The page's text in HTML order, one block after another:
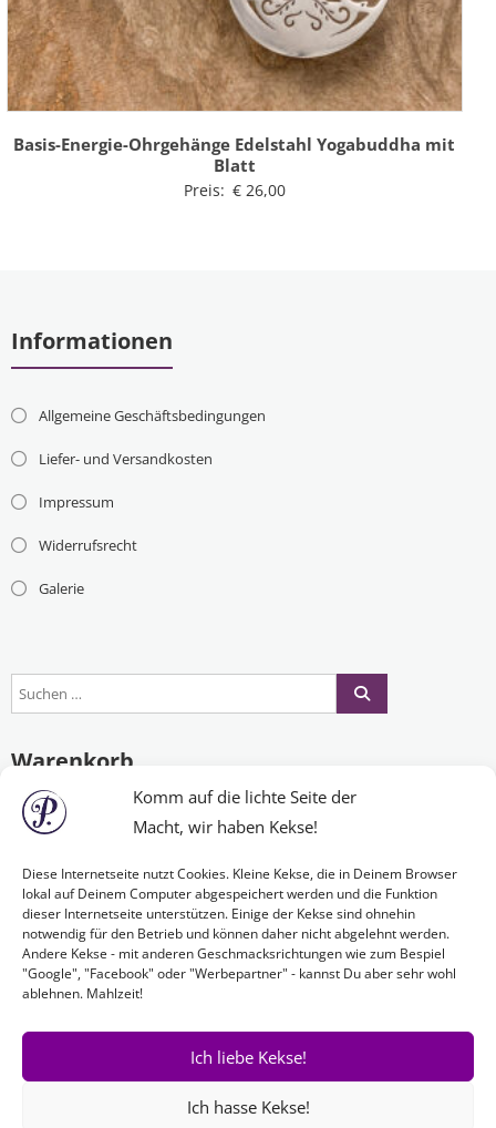
Komm auf die lichte Seite der
Macht, wir haben Kekse!
Diese Internetseite nutzt Cookies. Kleine Kekse, die in Deinem Browser
lokal auf Deinem Computer abgespeichert werden und die Funktion
dieser Internetseite unterstützen. Einige der Kekse sind ohnehin
notwendig für den Betrieb und können daher nicht abgelehnt werden.
Andere Kekse - mit anderen Geschmacksrichtungen wie zum Bespiel
"Google", "Facebook" oder "Werbepartner" - kannst Du aber sehr wohl
ablehnen. Mahlzeit!
Ich liebe Kekse!
Ich hasse Kekse!
Basis-Energie-Ohrgehänge Edelstahl Yogabuddha mit
Blatt
Preis: €26,00
Informationen
Allgemeine Geschäftsbedingungen
Liefer- und Versandkosten
Impressum
Widerrufsrecht
Galerie
Warenkorb
Es befinden sich keine Produkte im Warenkorb.
Nichts Passendes gefunden?
Wenn Sie nach etwas Bestimmtem suchen oder gerne ein Produkt
Ihren Wünschen entsprechend anfertigen lassen möchten,
einfach!